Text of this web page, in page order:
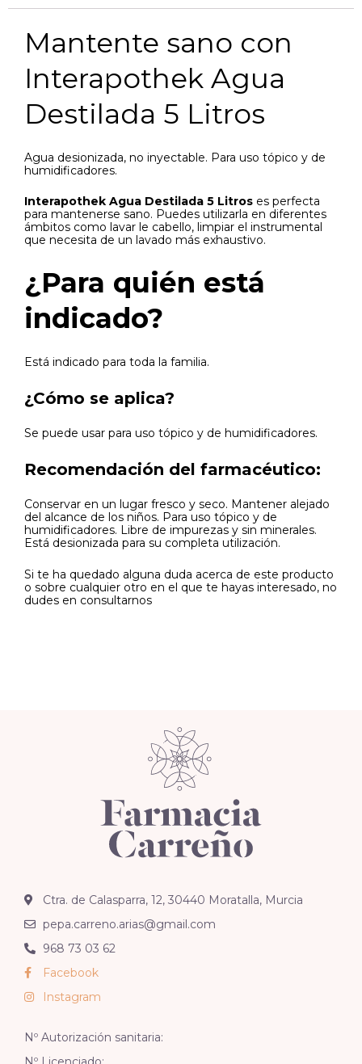
Mantente sano con
Interapothek Agua
Destilada 5 Litros
Agua desionizada, no inyectable. Para uso tópico y de
humidificadores.
Interapothek Agua Destilada 5 Litros es perfecta
para mantenerse sano. Puedes utilizarla en diferentes
ámbitos como lavar le cabello, limpiar el instrumental
que necesita de un lavado más exhaustivo.
¿Para quién está
indicado?
Está indicado para toda la familia.
¿Cómo se aplica?
Se puede usar para uso tópico y de humidificadores.
Recomendación del farmacéutico:
Conservar en un lugar fresco y seco. Mantener alejado
del alcance de los niños. Para uso tópico y de
humidificadores. Libre de impurezas y sin minerales.
Está desionizada para su completa utilización.
Si te ha quedado alguna duda acerca de este producto
o sobre cualquier otro en el que te hayas interesado, no
dudes en consultarnos
Ctra. de Calasparra, 12, 30440 Moratalla, Murcia
pepa.carreno.arias@gmail.com
968 73 03 62
Facebook
Instagram
Nº Autorización sanitaria: